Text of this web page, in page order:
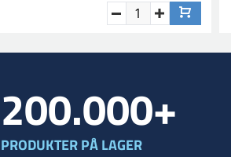
200.000+
PRODUKTER PÅ LAGER